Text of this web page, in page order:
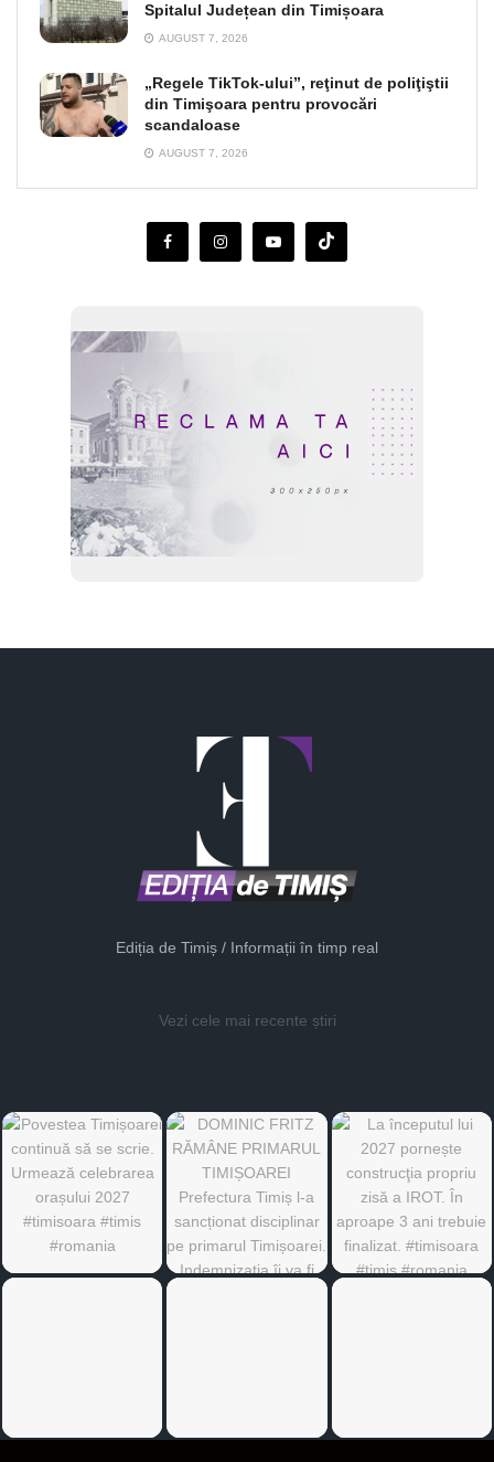
Spitalul Județean din Timișoara
AUGUST 7, 2026
„Regele TikTok-ului”, reţinut de poliţiştii
din Timişoara pentru provocări
scandaloase
AUGUST 7, 2026
Ediția de Timiș / Informații în timp real
Vezi cele mai recente știri